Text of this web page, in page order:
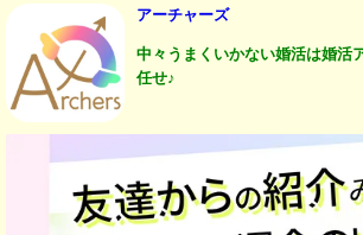
アーチャーズ
中々うまくいかない婚活は婚活
任せ♪